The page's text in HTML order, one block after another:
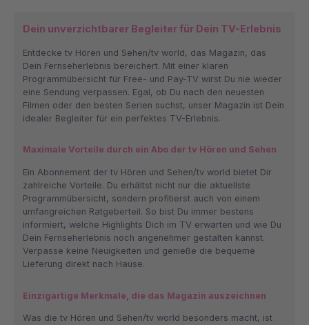
Dein unverzichtbarer Begleiter für Dein TV-Erlebnis
Entdecke tv Hören und Sehen/tv world, das Magazin, das
Dein Fernseherlebnis bereichert. Mit einer klaren
Programmübersicht für Free- und Pay-TV wirst Du nie wieder
eine Sendung verpassen. Egal, ob Du nach den neuesten
Filmen oder den besten Serien suchst, unser Magazin ist Dein
idealer Begleiter für ein perfektes TV-Erlebnis.
Maximale Vorteile durch ein Abo der tv Hören und Sehen
Ein Abonnement der tv Hören und Sehen/tv world bietet Dir
zahlreiche Vorteile. Du erhältst nicht nur die aktuellste
Programmübersicht, sondern profitierst auch von einem
umfangreichen Ratgeberteil. So bist Du immer bestens
informiert, welche Highlights Dich im TV erwarten und wie Du
Dein Fernseherlebnis noch angenehmer gestalten kannst.
Verpasse keine Neuigkeiten und genieße die bequeme
Lieferung direkt nach Hause.
Einzigartige Merkmale, die das Magazin auszeichnen
Was die tv Hören und Sehen/tv world besonders macht, ist